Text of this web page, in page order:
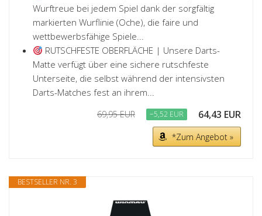
Wurftreue bei jedem Spiel dank der sorgfältig
markierten Wurflinie (Oche), die faire und
wettbewerbsfähige Spiele...
RUTSCHFESTE OBERFLÄCHE | Unsere Darts-
Matte verfügt über eine sichere rutschfeste
Unterseite, die selbst während der intensivsten
Darts-Matches fest an ihrem...
69,95 EUR −5,52 EUR 64,43 EUR
*Zum Angebot »
BESTSELLER NR. 3